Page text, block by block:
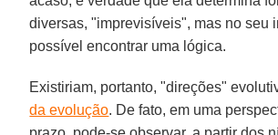
diversas, "imprevisíveis", mas no seu
possível encontrar uma lógica.
Existiriam, portanto, "direções"
da evolução. De fato, em uma